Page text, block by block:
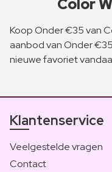
Color
Koop Onder €35 van
aanbod van Onder
nieuwe favoriet
Klantenservice
Veelgestelde vragen
Contact